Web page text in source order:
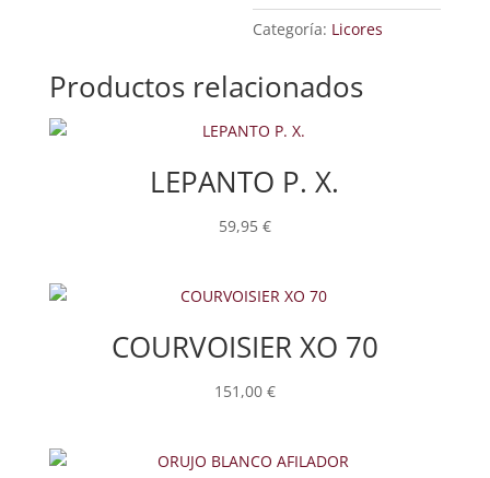
Categoría: Licores
Productos relacionados
LEPANTO P. X.
59,95 €
COURVOISIER XO 70
151,00 €